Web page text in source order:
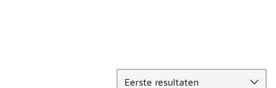
Eerste resultaten